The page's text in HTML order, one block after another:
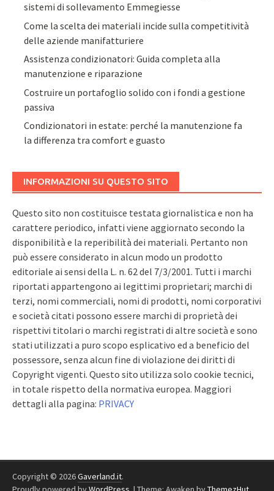
sistemi di sollevamento Emmegiesse
Come la scelta dei materiali incide sulla competitività
delle aziende manifatturiere
Assistenza condizionatori: Guida completa alla
manutenzione e riparazione
Costruire un portafoglio solido con i fondi a gestione
passiva
Condizionatori in estate: perché la manutenzione fa
la differenza tra comfort e guasto
INFORMAZIONI SU QUESTO SITO
Questo sito non costituisce testata giornalistica e non ha
carattere periodico, infatti viene aggiornato secondo la
disponibilità e la reperibilità dei materiali. Pertanto non
può essere considerato in alcun modo un prodotto
editoriale ai sensi della L. n. 62 del 7/3/2001. Tutti i marchi
riportati appartengono ai legittimi proprietari; marchi di
terzi, nomi commerciali, nomi di prodotti, nomi corporativi
e società citati possono essere marchi di proprietà dei
rispettivi titolari o marchi registrati di altre società e sono
stati utilizzati a puro scopo esplicativo ed a beneficio del
possessore, senza alcun fine di violazione dei diritti di
Copyright vigenti. Questo sito utilizza solo cookie tecnici,
in totale rispetto della normativa europea. Maggiori
dettagli alla pagina: PRIVACY
Copyright © 2026Gaverland.it.